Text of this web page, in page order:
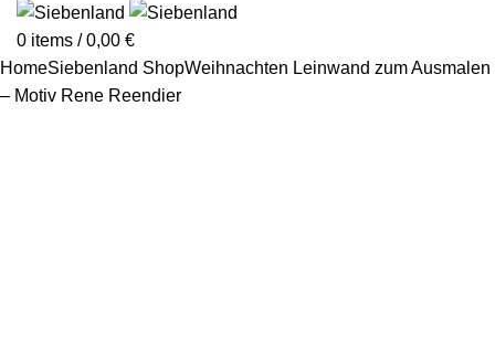
0 items / 0,00 €
HomeSiebenland ShopWeihnachten Leinwand zum Ausmalen
– Motiv Rene Reendier